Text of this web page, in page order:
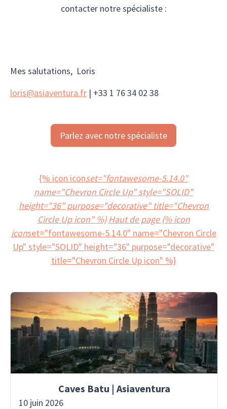
contacter notre spécialiste :
Mes salutations, Loris
loris@asiaventura.fr | +33 1 76 34 02 38
Parlez avec notre spécialiste
{% icon iconset="fontawesome-5.14.0"
name="Chevron Circle Up" style="SOLID"
height="36" purpose="decorative" title="Chevron
Circle Up icon" %} Haut de page {% icon
iconset="fontawesome-5.14.0" name="Chevron Circle
Up" style="SOLID" height="36" purpose="decorative"
title="Chevron Circle Up icon" %}
Caves Batu | Asiaventura
10 juin 2026